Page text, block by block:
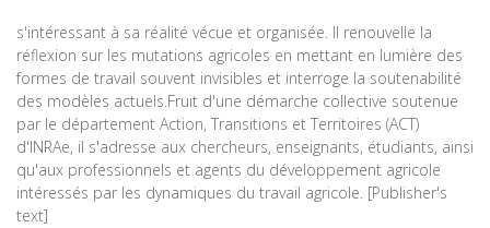
s'intéressant à sa réalité vécue et organisée. Il renouvelle la
réflexion sur les mutations agricoles en mettant en lumière des
formes de travail souvent invisibles et interroge la soutenabilité
des modèles actuels.Fruit d'une démarche collective soutenue
par le département Action, Transitions et Territoires (ACT)
d'INRAe, il s'adresse aux chercheurs, enseignants, étudiants, ainsi
qu'aux professionnels et agents du développement agricole
intéressés par les dynamiques du travail agricole. [Publisher's
text]